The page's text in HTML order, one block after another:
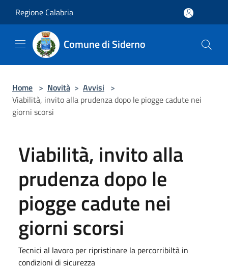
Regione Calabria
Comune di Siderno
Home > Novità > Avvisi >
Viabilità, invito alla prudenza dopo le piogge cadute nei
giorni scorsi
Viabilità, invito alla
prudenza dopo le
piogge cadute nei
giorni scorsi
Tecnici al lavoro per ripristinare la percorribiltà in
condizioni di sicurezza